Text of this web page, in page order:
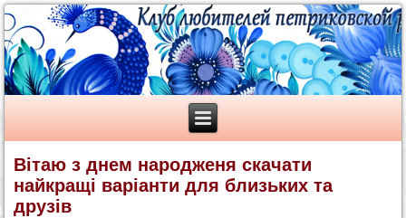
Вітаю з днем народженя скачати
найкращі варіанти для близьких та
друзів